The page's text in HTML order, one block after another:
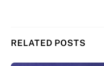
RELATED POSTS